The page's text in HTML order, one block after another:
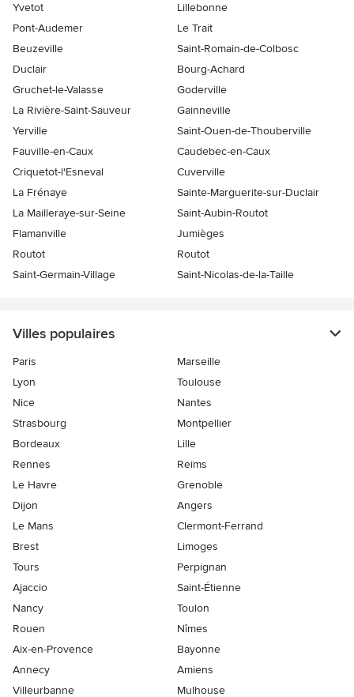
Yvetot
Lillebonne
Pont-Audemer
Le Trait
Beuzeville
Saint-Romain-de-Colbosc
Duclair
Bourg-Achard
Gruchet-le-Valasse
Goderville
La Rivière-Saint-Sauveur
Gainneville
Yerville
Saint-Ouen-de-Thouberville
Fauville-en-Caux
Caudebec-en-Caux
Criquetot-l'Esneval
Cuverville
La Frénaye
Sainte-Marguerite-sur-Duclair
La Mailleraye-sur-Seine
Saint-Aubin-Routot
Flamanville
Jumièges
Routot
Routot
Saint-Germain-Village
Saint-Nicolas-de-la-Taille
Villes populaires
Paris
Marseille
Lyon
Toulouse
Nice
Nantes
Strasbourg
Montpellier
Bordeaux
Lille
Rennes
Reims
Le Havre
Grenoble
Dijon
Angers
Le Mans
Clermont-Ferrand
Brest
Limoges
Tours
Perpignan
Ajaccio
Saint-Étienne
Nancy
Toulon
Rouen
Nîmes
Aix-en-Provence
Bayonne
Annecy
Amiens
Villeurbanne
Mulhouse